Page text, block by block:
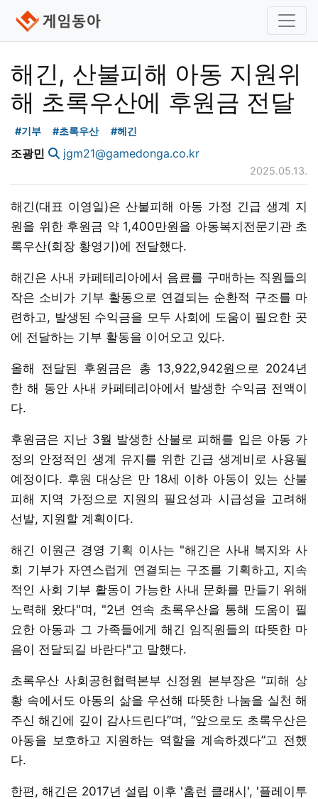
해긴, 산불피해 아동 지원위
해 초록우산에 후원금 전달
#기부 #초록우산 #헤긴
조광민 jgm21@gamedonga.co.kr
2025.05.13.
해긴(대표 이영일)은 산불피해 아동 가정 긴급 생계 지
원을 위한 후원금 약 1,400만원을 아동복지전문기관 초
록우산(회장 황영기)에 전달했다.
해긴은 사내 카페테리아에서 음료를 구매하는 직원들의
작은 소비가 기부 활동으로 연결되는 순환적 구조를 마
련하고, 발생된 수익금을 모두 사회에 도움이 필요한 곳
에 전달하는 기부 활동을 이어오고 있다.
올해 전달된 후원금은 총 13,922,942원으로 2024년
한 해 동안 사내 카페테리아에서 발생한 수익금 전액이
다.
후원금은 지난 3월 발생한 산불로 피해를 입은 아동 가
정의 안정적인 생계 유지를 위한 긴급 생계비로 사용될
예정이다. 후원 대상은 만 18세 이하 아동이 있는 산불
피해 지역 가정으로 지원의 필요성과 시급성을 고려해
선발, 지원할 계획이다.
해긴 이원근 경영 기획 이사는 "해긴은 사내 복지와 사
회 기부가 자연스럽게 연결되는 구조를 기획하고, 지속
적인 사회 기부 활동이 가능한 사내 문화를 만들기 위해
노력해 왔다"며, "2년 연속 초록우산을 통해 도움이 필
요한 아동과 그 가족들에게 해긴 임직원들의 따뜻한 마
음이 전달되길 바란다"고 말했다.
초록우산 사회공헌협력본부 신정원 본부장은 “피해 상
황 속에서도 아동의 삶을 우선해 따뜻한 나눔을 실천 해
주신 해긴에 깊이 감사드린다”며, “앞으로도 초록우산은
아동을 보호하고 지원하는 역할을 계속하겠다”고 전했
다.
한편, 해긴은 2017년 설립 이후 '홈런 클래시', '플레이투